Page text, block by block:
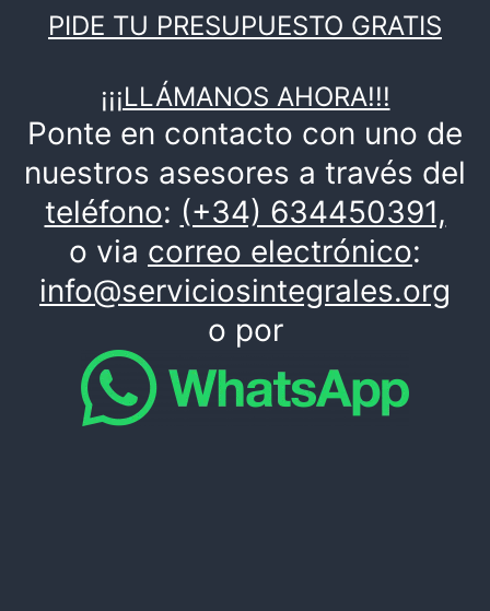
PIDE TU PRESUPUESTO GRATIS
¡¡¡LLÁMANOS AHORA!!!
Ponte en contacto con uno de
nuestros asesores a través del
teléfono: (+34) 634450391,
o via correo electrónico:
info@serviciosintegrales.org
o por